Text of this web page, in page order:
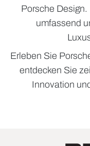
Porsche
umfassend
Erleben Sie
entdecken Sie
Innovation